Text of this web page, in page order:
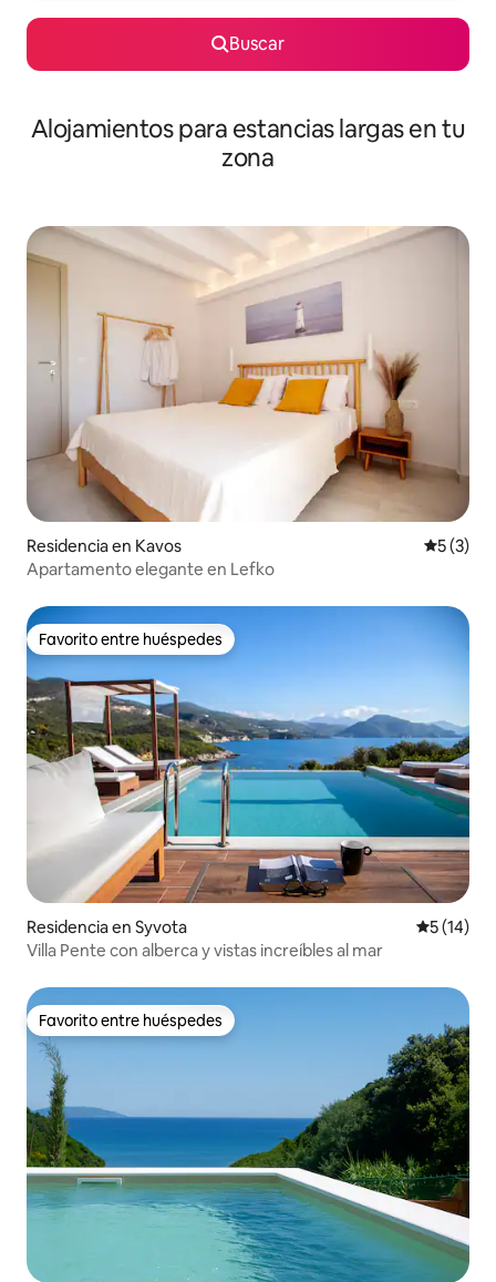
Buscar
Alojamientos para estancias largas en tu
zona
Residencia en Kavos
5 (3)
Apartamento elegante en Lefko
Favorito entre huéspedes
Favorito entre huéspedes
Residencia en Syvota
5 (14)
Villa Pente con alberca y vistas increíbles al mar
Favorito entre huéspedes
Favorito entre huéspedes